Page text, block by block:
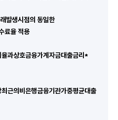
발생시점의 동일한
료율 적용
과상호금융가계자금대출금리*
근의비은행금융기관가중평균대출